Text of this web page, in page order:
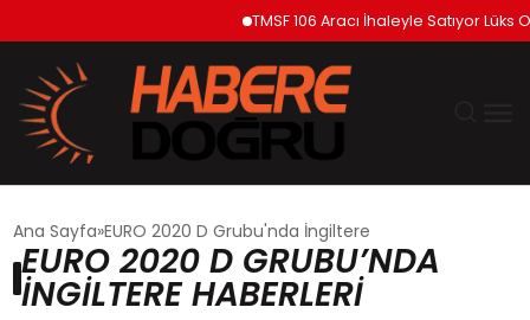
TMSF 106 Aracı İhaleyle Satıyor
EKONOMİ
Ana Sayfa EURO 2020 D Grubu'nda İngiltere
EURO 2020 D GRUBU’NDA
İNGILTERE HABERLERI